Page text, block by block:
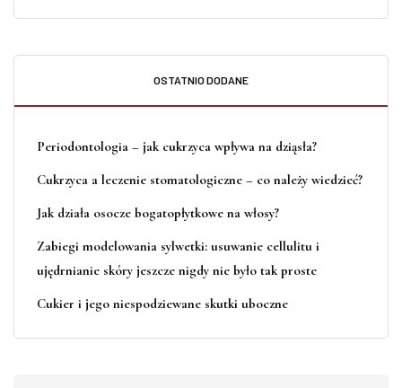
OSTATNIO DODANE
Periodontologia – jak cukrzyca wpływa na dziąsła?
Cukrzyca a leczenie stomatologiczne – co należy wiedzieć?
Jak działa osocze bogatopłytkowe na włosy?
Zabiegi modelowania sylwetki: usuwanie cellulitu i
ujędrnianie skóry jeszcze nigdy nie było tak proste
Cukier i jego niespodziewane skutki uboczne